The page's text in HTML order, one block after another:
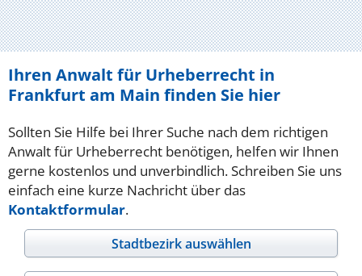
Ihren Anwalt für Urheberrecht in
Frankfurt am Main finden Sie hier
Sollten Sie Hilfe bei Ihrer Suche nach dem richtigen
Anwalt für Urheberrecht benötigen, helfen wir Ihnen
gerne kostenlos und unverbindlich. Schreiben Sie uns
einfach eine kurze Nachricht über das
Kontaktformular.
Stadtbezirk auswählen